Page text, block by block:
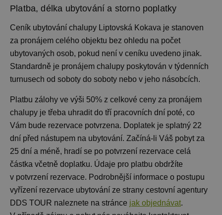
Platba, délka ubytování a storno poplatky
Ceník ubytování chalupy Liptovská Kokava je stanoven
za pronájem celého objektu bez ohledu na počet
ubytovaných osob, pokud není v ceníku uvedeno jinak.
Standardně je pronájem chalupy poskytován v týdenních
turnusech od soboty do soboty nebo v jeho násobcích.
Platbu zálohy ve výši 50% z celkové ceny za pronájem
chalupy je třeba uhradit do tří pracovních dní poté, co
Vám bude rezervace potvrzena. Doplatek je splatný 22
dní před nástupem na ubytování. Začíná-li Váš pobyt za
25 dní a méně, hradí se po potvrzení rezervace celá
částka včetně doplatku. Údaje pro platbu obdržíte
v potvrzení rezervace. Podrobnější informace o postupu
vyřízení rezervace ubytování ze strany cestovní agentury
DDS TOUR naleznete na stránce jak objednávat.